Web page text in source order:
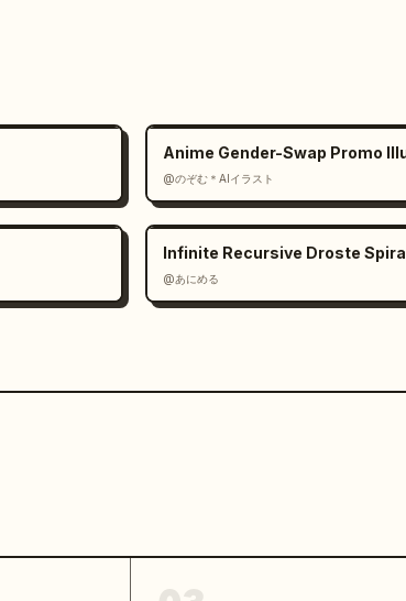
Anime Gender-Swap Promo
@のぞむ＊AIイラスト
Infinite Recursive Droste
@あにめる